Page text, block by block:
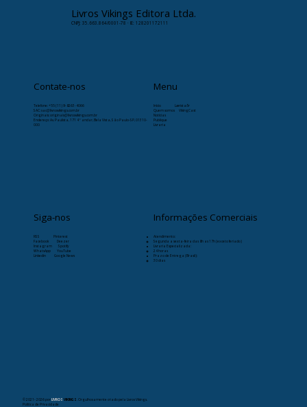
Livros Vikings Editora Ltda.
CNPJ: 35.663.864/0001-78 · IE: 128201172111
Contate-nos
Telefone:+55 (11) 9-8263-4066
SAC: sac@livrosvikings.com.br
Originais: originais@livrosvikings.com.br
Endereço: Av. Paulista, 171 4º andar, Bela Vista, São Paulo-SP, 01310-
000
Menu
Início
Læristaðr
Quem somos
VikingCast
Notícias
Publique
Livraria
Siga-nos
RSS
Pinterest
Facebook
Deezer
Instagram
Spotify
WhatsApp
YouTube
Linkedin
Google News
Informações Comerciais
Atendimento:
Segunda a sexta-feira das 8h as 17h (exceto feriado)
Livraria Especializada:
24 horas
Prazo de Entrega (Brasil):
30 dias
© 2021- 2026por LIVROSVIKINGS . Orgulhosamente criado pela Livros Vikings.
Política de Privacidade